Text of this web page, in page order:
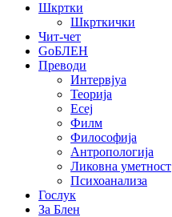
Шкртки
Шкрткички
Чит-чет
GoБЛЕН
Преводи
Интервјуа
Теорија
Есеј
Филм
Философија
Антропологија
Ликовна уметност
Психоанализа
Гослук
За Блен